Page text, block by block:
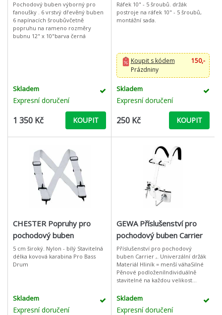
Pochodový buben výborný pro
fanoušky . 6 vrstvý dřevěný buben
6 napínacích šroubůvčetně
popruhu na rameno rozměry
bubnu 12" x 10"barva černá
Skladem
Expresní doručení
1 350 Kč KOUPIT
Ráfek 10" - 5 šroubů. držák
postroje na ráfek 10" - 5 šroubů,
montážní sada.
Koupit s kódem
150,-
Prázdniny
Skladem
Expresní doručení
250 Kč KOUPIT
CHESTER Popruhy pro
pochodový buben
5 cm široký. Nylon - bílý Stavitelná
délka kovová karabina Pro Bass
Drum
Skladem
Expresní doručení
GEWA Příslušenství pro
pochodový buben Carrier
Příslušenství pro pochodový
buben Carrier ,. Univerzální držák
Materiál Hliník = menší váhaSilné
Pěnové podloženíIndividuálně
stavitelné na každou velikost
buben
Skladem
Expresní doručení